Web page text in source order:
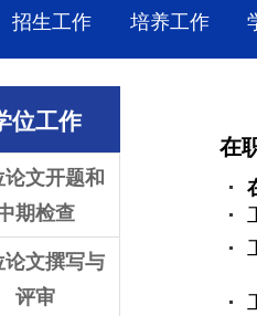
招生工作 培养工作
位工作
论文开题和
期检查
论文撰写与
评审
在